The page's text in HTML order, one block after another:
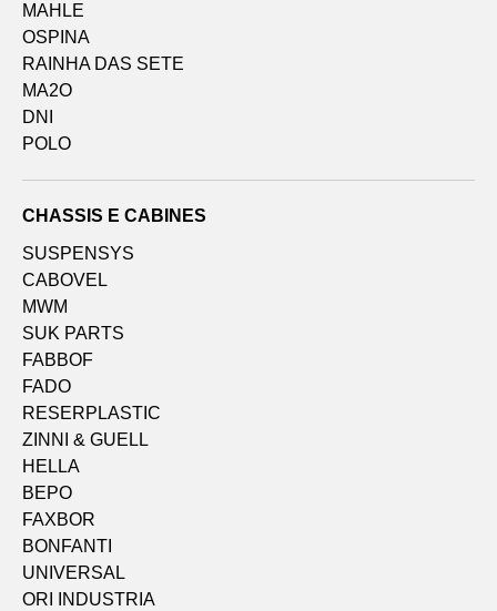
MAHLE
OSPINA
RAINHA DAS SETE
MA2O
DNI
POLO
CHASSIS E CABINES
SUSPENSYS
CABOVEL
MWM
SUK PARTS
FABBOF
FADO
RESERPLASTIC
ZINNI & GUELL
HELLA
BEPO
FAXBOR
BONFANTI
UNIVERSAL
ORI INDUSTRIA